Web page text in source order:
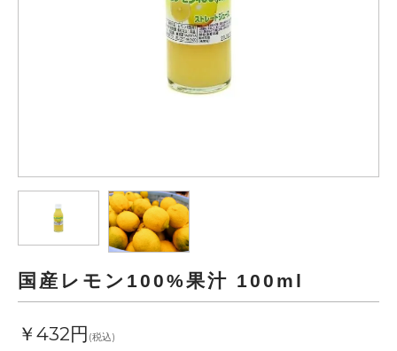
国産レモン100%果汁 100ml
￥432円 (税込)